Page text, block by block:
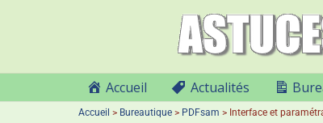
Accueil Actualités
Accueil > Bureautique > PDFsam > Interface et